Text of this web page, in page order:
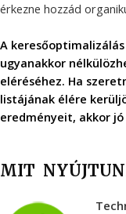
érkezne hozzád
A
ugyanakkor
eléréséhez. Ha
listájának élére
eredményeit, akkor
MIT